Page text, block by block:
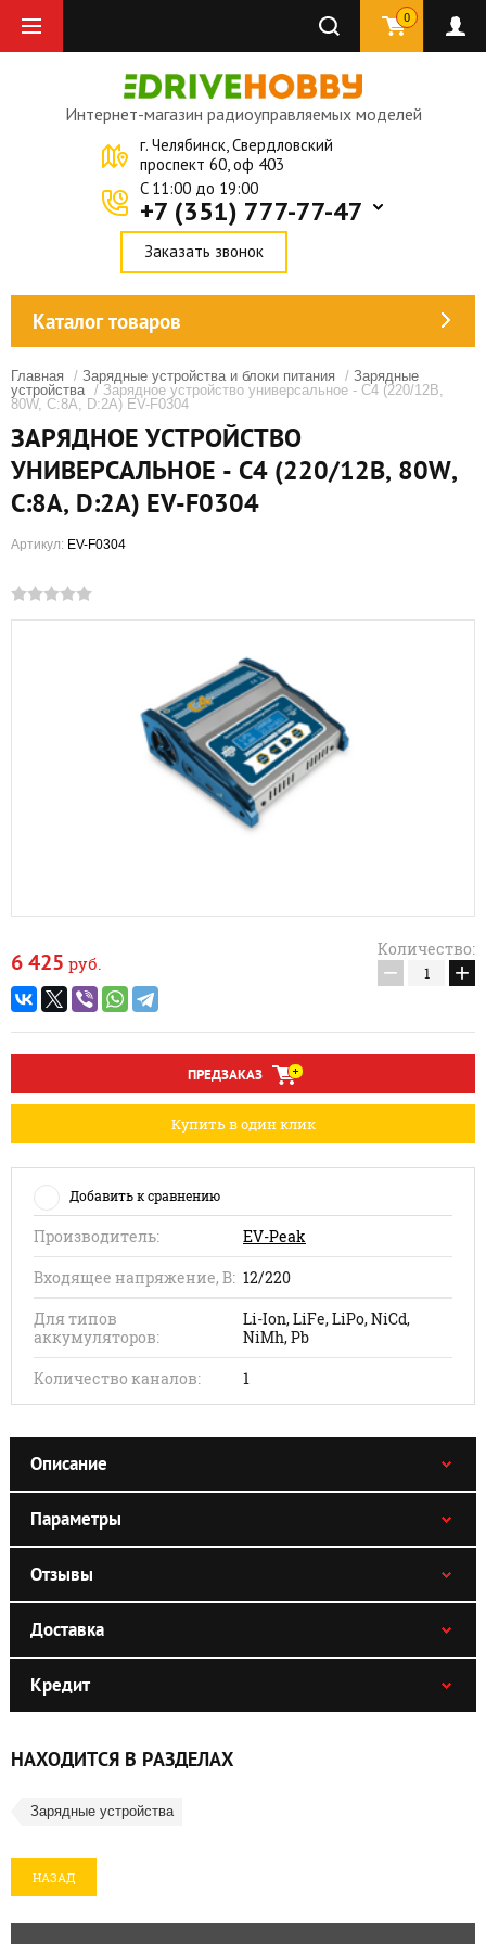
0
Интернет-магазин радиоуправляемых моделей
г. Челябинск, Свердловский
проспект 60, оф 403
C 11:00 до 19:00
+7 (351) 777-77-47
Заказать звонок
Каталог товаров
Главная / Зарядные устройства и блоки питания / Зарядные
устройства / Зарядное устройство универсальное - C4 (220/12В,
80W, C:8A, D:2A) EV-F0304
ЗАРЯДНОЕ УСТРОЙСТВО
УНИВЕРСАЛЬНОЕ - C4 (220/12В, 80W,
C:8A, D:2A) EV-F0304
Артикул: EV-F0304
6 425 руб.
Количество:
− +
ПРЕДЗАКАЗ
Купить в один клик
Добавить к сравнению
Производитель:
EV-Peak
Входящее напряжение, В: 12/220
Для типов
аккумуляторов:
Li-Ion, LiFe, LiPo, NiCd,
NiMh, Pb
Количество каналов:
1
Описание
Параметры
Отзывы
Доставка
Кредит
НАХОДИТСЯ В РАЗДЕЛАХ
Зарядные устройства
НАЗАД